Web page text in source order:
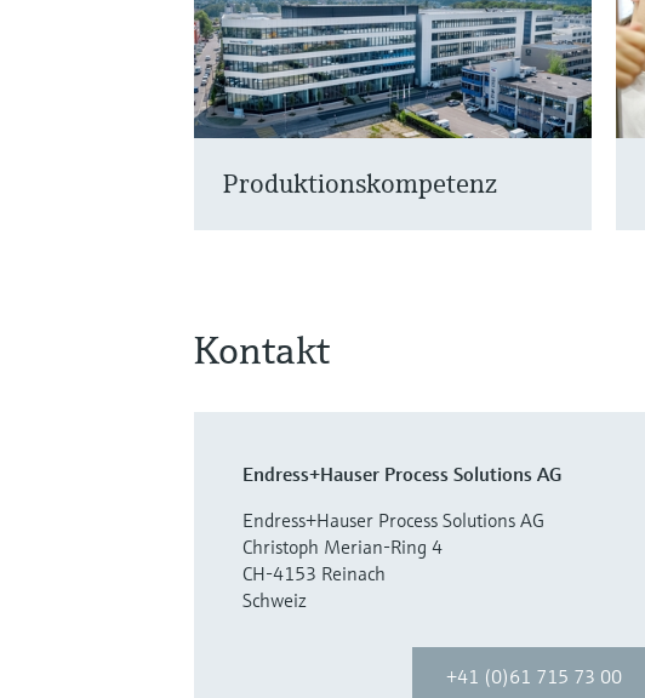
Produktionskompetenz
Kontakt
Endress+Hauser Process Solutions AG
Endress+Hauser Process Solutions AG
Christoph Merian-Ring 4
CH-4153 Reinach
Schweiz
+41 (0)61 715 73 00